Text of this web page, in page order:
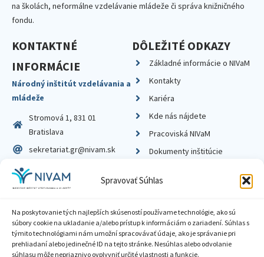
Spravovať Súhlas
Na poskytovanie tých najlepších skúseností používame technológie, ako sú
súbory cookie na ukladanie a/alebo prístup k informáciám o zariadení. Súhlas s
týmito technológiami nám umožní spracovávať údaje, ako je správanie pri
prehliadaní alebo jedinečné ID na tejto stránke. Nesúhlas alebo odvolanie
súhlasu môže nepriaznivo ovplyvniť určité vlastnosti a funkcie.
na školách, neformálne vzdelávanie mládeže či správa knižničného
fondu.
KONTAKTNÉ
INFORMÁCIE
Národný inštitút vzdelávania a
mládeže
Stromová 1, 831 01
Bratislava
sekretariat.gr@nivam.sk
IČO: 00164348
DIČ: 2020798714
DÔLEŽITÉ ODKAZY
Základné informácie o NIVaM
Kontakty
Kariéra
Kde nás nájdete
Pracoviská NIVaM
Dokumenty inštitúcie
Zásady ochrany súkromia